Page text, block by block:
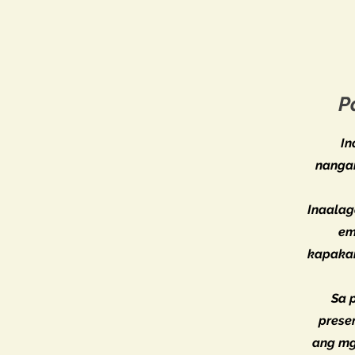
Sa
ang